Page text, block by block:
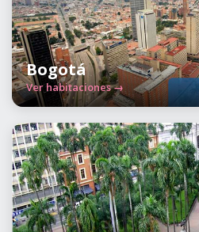
Bogotá
Ver habitaciones →